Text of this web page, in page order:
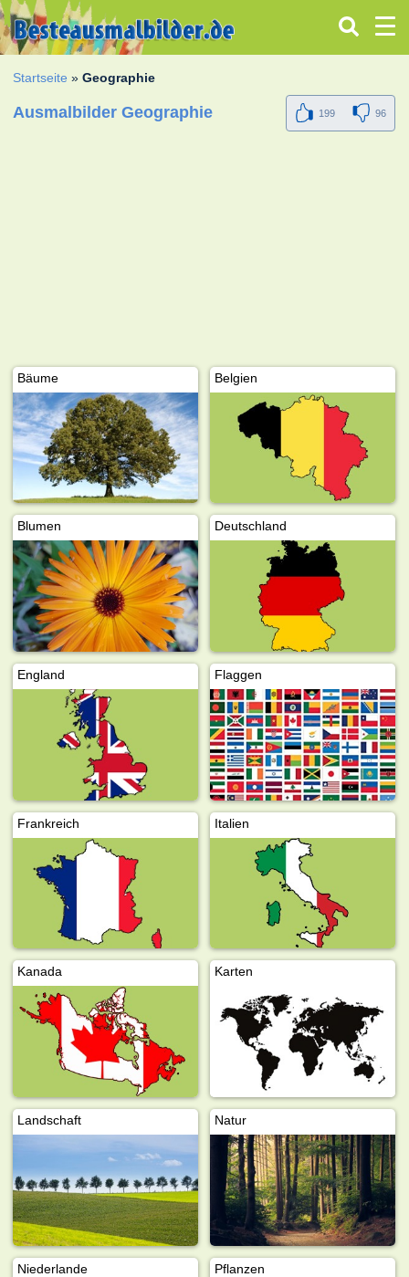
Startseite »Geographie
Ausmalbilder Geographie 199 96
Bäume Belgien
Blumen Deutschland
England Flaggen
Frankreich Italien
Kanada Karten
Landschaft Natur
Niederlande Pflanzen